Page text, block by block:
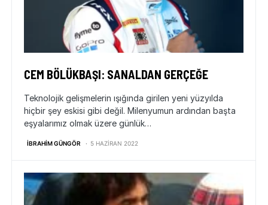
CEM BÖLÜKBAŞI: SANALDAN GERÇEĞE
Teknolojik gelişmelerin ışığında girilen yeni yüzyılda
hiçbir şey eskisi gibi değil. Milenyumun ardından başta
eşyalarımız olmak üzere günlük…
İBRAHIM GÜNGÖR 5 HAZIRAN 2022